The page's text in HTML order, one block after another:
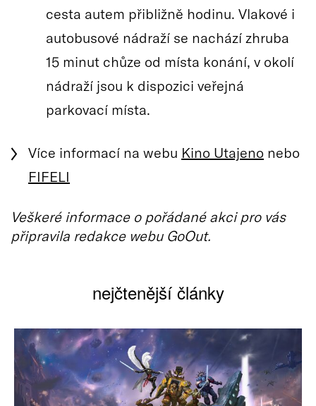
cesta autem přibližně hodinu. Vlakové i
autobusové nádraží se nachází zhruba
15 minut chůze od místa konání, v okolí
nádraží jsou k dispozici veřejná
parkovací místa.
Více informací na webu Kino Utajeno nebo
FIFELI
Veškeré informace o pořádané akci pro vás
připravila redakce webu GoOut.
nejčtenější články